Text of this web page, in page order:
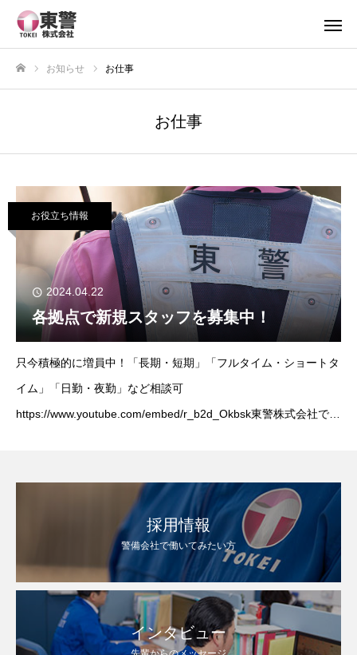
お知らせ お仕事
お仕事
お役立ち情報
2024.04.22
各拠点で新規スタッフを募集中！
只今積極的に増員中！「長期・短期」「フルタイム・ショートタ
イム」「日勤・夜勤」など相談可
https://www.youtube.com/embed/r_b2d_Okbsk東警株式会社では
採用情報
警備会社で働いてみたい方
インタビュー
先輩からのメッセージ